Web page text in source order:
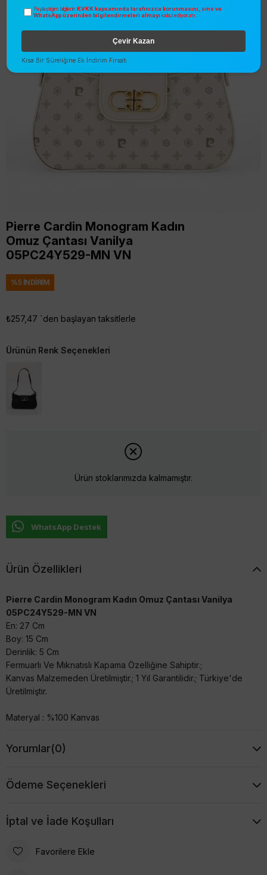
Pierre Cardin Monogram Kadın
Omuz Çantası Vanilya
05PC24Y529-MN VN
%5 İNDIRIM
₺257,47 `den başlayan taksitlerle
Ürünün Renk Seçenekleri
Ürün stoklarımızda kalmamıştır.
WhatsApp Destek
Ürün Özellikleri
Pierre Cardin Monogram Kadın Omuz Çantası Vanilya
05PC24Y529-MN VN
En: 27 Cm
Boy: 15 Cm
Derinlik: 5 Cm
Fermuarlı Ve Mıknatıslı Kapama Özelliğine Sahiptir.;
Kanvas Malzemeden Üretilmiştir.; 1 Yıl Garantilidir.; Türkiye'de
Üretilmiştir.
Materyal : %100 Kanvas
Yorumlar(0)
Ödeme Seçenekleri
İptal ve İade Koşulları
Favorilere Ekle
Paylaştığım bilgilerin KVKK kapsamında tarafınızca korunmasını, sms ve
WhatsApp üzerinden bilgilendirmeleri almayı kabul ediyorum.
Çevir Kazan
Kısa Bir Süreliğine Ek İndirim Fırsatı